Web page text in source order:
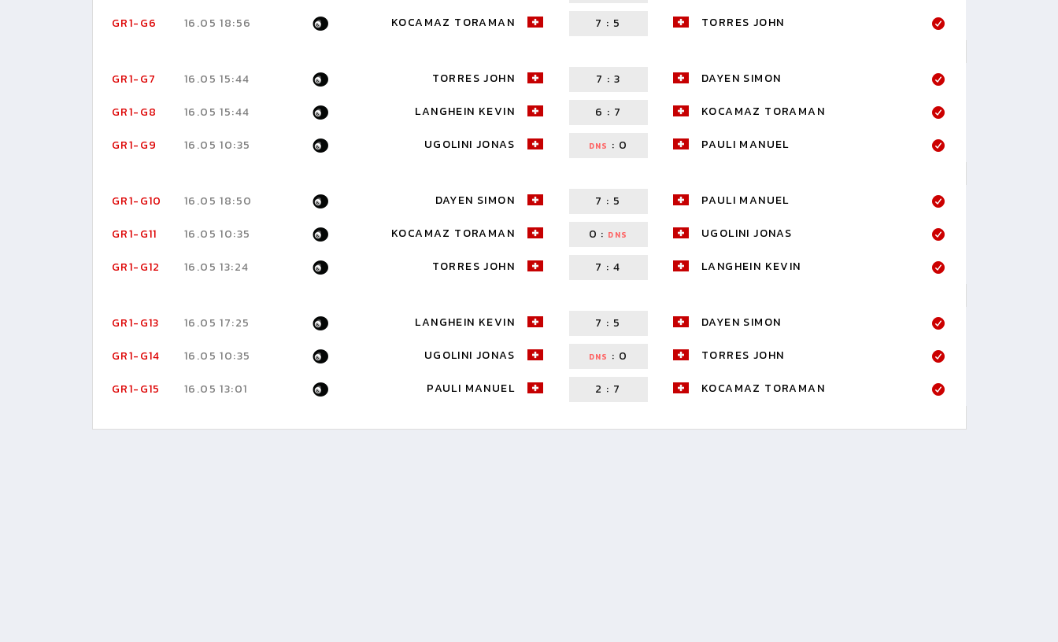
GR1-G6 16.05 18:56 KOCAMAZ TORAMAN 7 : 5 TORRES JOHN
GR1-G7 16.05 15:44 TORRES JOHN 7 : 3 DAYEN SIMON
GR1-G8 16.05 15:44 LANGHEIN KEVIN 6 : 7 KOCAMAZ TORAMAN
GR1-G9 16.05 10:35 UGOLINI JONAS DNS : 0 PAULI MANUEL
GR1-G10 16.05 18:50 DAYEN SIMON 7 : 5 PAULI MANUEL
GR1-G11 16.05 10:35 KOCAMAZ TORAMAN 0 : DNS UGOLINI JONAS
GR1-G12 16.05 13:24 TORRES JOHN 7 :4 LANGHEIN KEVIN
GR1-G13 16.05 17:25 LANGHEIN KEVIN 7 : 5 DAYEN SIMON
GR1-G14 16.05 10:35 UGOLINI JONAS DNS : 0 TORRES JOHN
GR1-G15 16.05 13:01 PAULI MANUEL 2 : 7 KOCAMAZ TORAMAN